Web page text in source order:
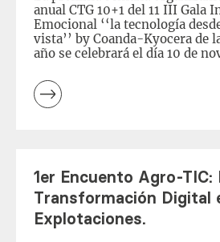
anual CTG 10+1 del 11 III Gala
Emocional ‘‘la tecnología
vista’’ by Coanda-Kyocera de
año se celebrará el día 10 de
12:30h – 14:45h Inicio III GALA
Inteligencia Emocional // La
1er Encuento Agro-TIC:
Transformación Digital
Explotaciones.